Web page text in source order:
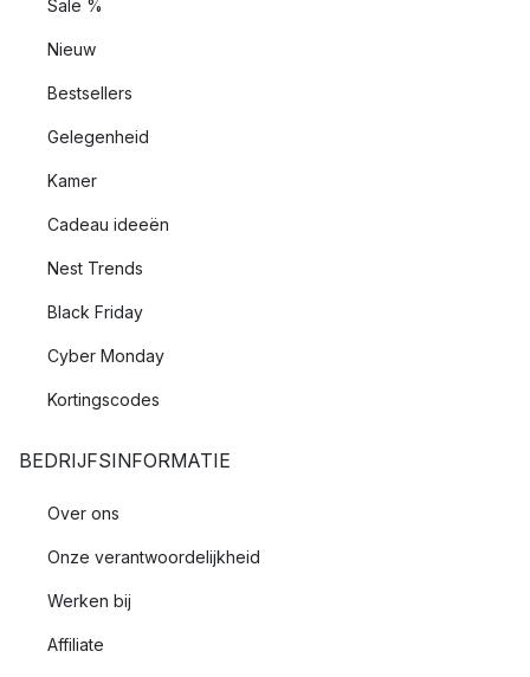
Sale %
Nieuw
Bestsellers
Gelegenheid
Kamer
Cadeau ideeën
Nest Trends
Black Friday
Cyber Monday
Kortingscodes
BEDRIJFSINFORMATIE
Over ons
Onze verantwoordelijkheid
Werken bij
Affiliate